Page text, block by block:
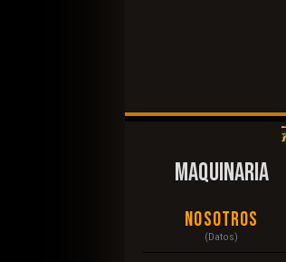
MAQUINARIA
Nosotros
(Datos)